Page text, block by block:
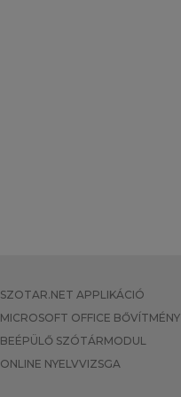
SZOTAR.NET APPLIKÁCIÓ
MICROSOFT OFFICE BŐVÍTMÉNY
BEÉPÜLŐ SZÓTÁRMODUL
ONLINE NYELVVIZSGA